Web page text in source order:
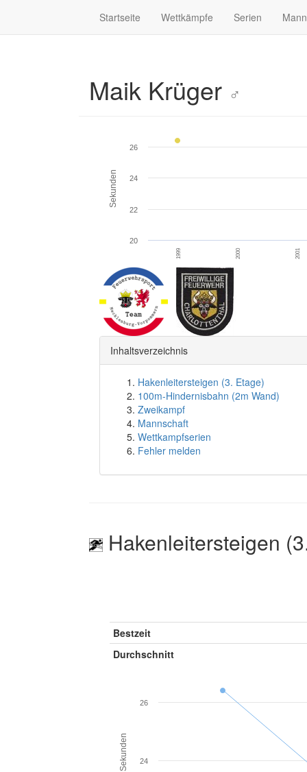
Startseite Wettkämpfe Serien
Maik Krüger ♂
Sekunden
1999 2000 2001
20
22
24
26
Inhaltsverzeichnis
Hakenleitersteigen (3. Etage)
100m-Hindernisbahn (2m Wand)
Zweikampf
Mannschaft
Wettkampfserien
Fehler melden
Hakenleitersteigen
Bestzeit
Durchschnitt
Sekunden 24
26